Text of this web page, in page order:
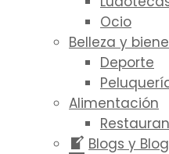
Ocio
Belleza y
Deporte
Alimentación
Blogs y